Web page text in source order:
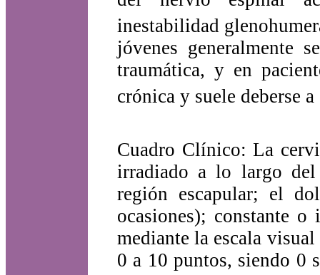
inestabilidad
jóvenes generalmente
traumática, y en
crónica y suele deberse
Cuadro Clínico: La
irradiado a lo largo del
región escapular; el
ocasiones); constante
mediante la escala
0 a 10 puntos, siendo 0